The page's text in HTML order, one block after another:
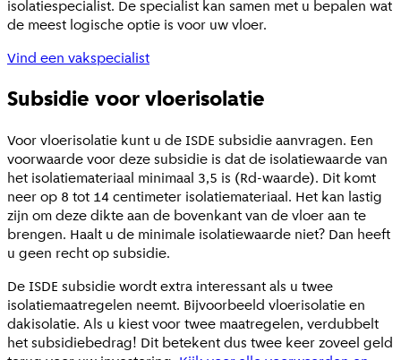
isolatiespecialist. De specialist kan samen met u bepalen wat
de meest logische optie is voor uw vloer.
Vind een vakspecialist
Subsidie voor vloerisolatie
Voor vloerisolatie kunt u de ISDE subsidie aanvragen. Een
voorwaarde voor deze subsidie is dat de isolatiewaarde van
het isolatiemateriaal minimaal 3,5 is (Rd-waarde). Dit komt
neer op 8 tot 14 centimeter isolatiemateriaal. Het kan lastig
zijn om deze dikte aan de bovenkant van de vloer aan te
brengen. Haalt u de minimale isolatiewaarde niet? Dan heeft
u geen recht op subsidie.
De ISDE subsidie wordt extra interessant als u twee
isolatiemaatregelen neemt. Bijvoorbeeld vloerisolatie en
dakisolatie. Als u kiest voor twee maatregelen, verdubbelt
het subsidiebedrag! Dit betekent dus twee keer zoveel geld